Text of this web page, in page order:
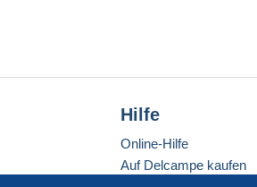
Hilfe
Online-Hilfe
Auf Delcampe kaufen